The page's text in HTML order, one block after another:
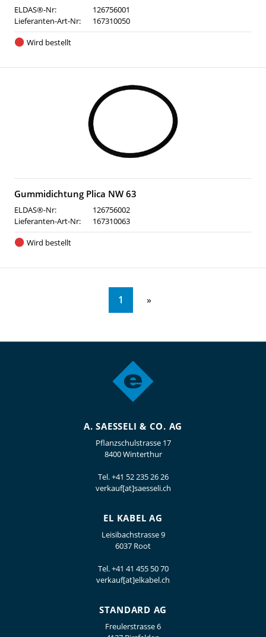
ELDAS®-Nr:
126756001
Lieferanten-Art-Nr:
167310050
Wird bestellt
Gummidichtung Plica NW 63
ELDAS®-Nr:
126756002
Lieferanten-Art-Nr:
167310063
Wird bestellt
1
A. SAESSELI & CO. AG
Pflanzschulstrasse 17
8400 Winterthur
Tel.+41 52 235 26 26
verkauf[at]saesseli.ch
EL KABEL AG
Leisibachstrasse 9
6037 Root
Tel.+41 41 455 50 70
verkauf[at]elkabel.ch
STANDARD AG
Freulerstrasse 6